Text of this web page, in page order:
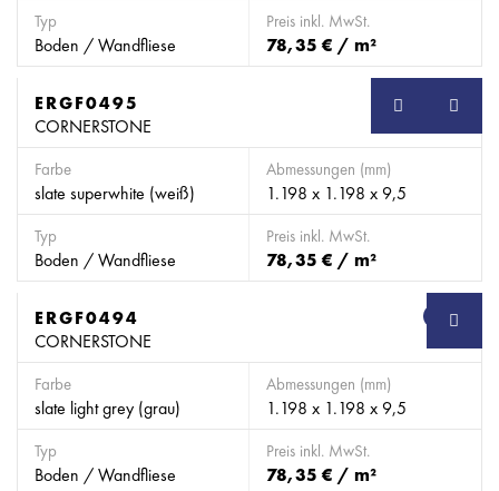
Typ
Boden / Wandfliese
Preis inkl. MwSt.
78,35 € / m²
SB
ERGF0495
CORNERSTONE
Farbe
slate superwhite (weiß)
Abmessungen (mm)
1.198 x 1.198 x 9,5
Typ
Boden / Wandfliese
Preis inkl. MwSt.
78,35 € / m²
SB
ERGF0494
CORNERSTONE
Farbe
slate light grey (grau)
Abmessungen (mm)
1.198 x 1.198 x 9,5
Typ
Boden / Wandfliese
Preis inkl. MwSt.
78,35 € / m²